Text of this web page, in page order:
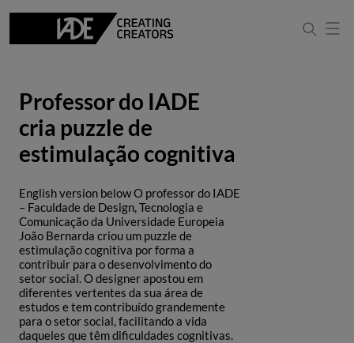
Professor do IADE
cria puzzle de
estimulação cognitiva
English version below O professor do IADE
– Faculdade de Design, Tecnologia e
Comunicação da Universidade Europeia
João Bernarda criou um puzzle de
estimulação cognitiva por forma a
contribuir para o desenvolvimento do
setor social. O designer apostou em
diferentes vertentes da sua área de
estudos e tem contribuído grandemente
para o setor social, facilitando a vida
daqueles que têm dificuldades cognitivas.